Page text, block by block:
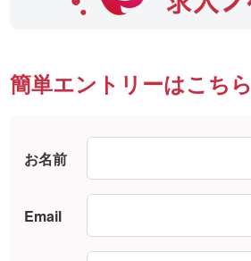
簡単エントリーはこちら
お名前
Email